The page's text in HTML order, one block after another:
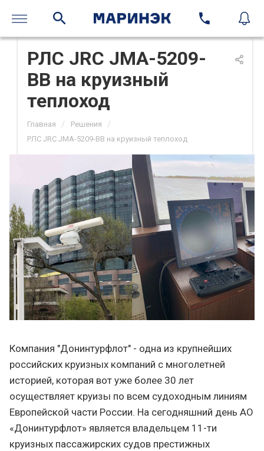
РЛС JRC JMA-5209-
BB на круизный
теплоход
Главная / Решения /
РЛС JRC JMA-5209-BB на круизный теплоход
Компания "Донинтурфлот" - одна из крупнейших
российских круизных компаний с многолетней
историей, которая вот уже более 30 лет
осуществляет круизы по всем судоходным линиям
Европейской части России. На сегодняшний день АО
«Донинтурфлот» является владельцем 11-ти
круизных пассажирских судов престижных